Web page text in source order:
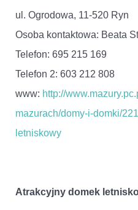
ul. Ogrodowa, 11-520 Ryn
Osoba kontaktowa: Beata
Telefon: 695 215 169
Telefon 2: 603 212 808
www: http://
mazurach/domy-i-domki/
letniskowy
Atrakcyjny domek